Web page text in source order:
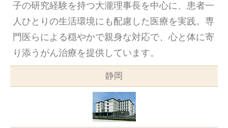
子の研究経験を持つ大瀧理事長を中心に、患者一
人ひとりの生活環境にも配慮した医療を実践。専
門医らによる穏やかで親身な対応で、心と体に寄
り添うがん治療を提供しています。
静岡